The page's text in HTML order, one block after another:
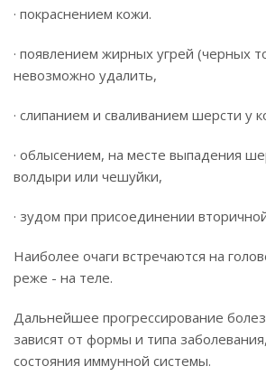
· покраснением кожи.
· появлением жирных угрей (черных
невозможно удалить,
· слипанием и сваливанием шерсти у
· облысением, на месте выпадения
волдыри или чешуйки,
· зудом при присоединении
Наиболее очаги встречаются на
реже - на теле.
Дальнейшее прогрессирование
зависят от формы и типа
состояния иммунной системы.